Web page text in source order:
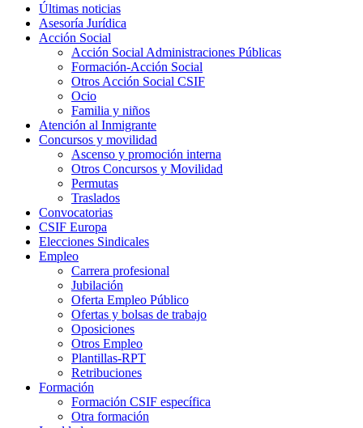
Últimas noticias
Asesoría Jurídica
Acción Social
Acción Social Administraciones Públicas
Formación-Acción Social
Otros Acción Social CSIF
Ocio
Familia y niños
Atención al Inmigrante
Concursos y movilidad
Ascenso y promoción interna
Otros Concursos y Movilidad
Permutas
Traslados
Convocatorias
CSIF Europa
Elecciones Sindicales
Empleo
Carrera profesional
Jubilación
Oferta Empleo Público
Ofertas y bolsas de trabajo
Oposiciones
Otros Empleo
Plantillas-RPT
Retribuciones
Formación
Formación CSIF específica
Otra formación